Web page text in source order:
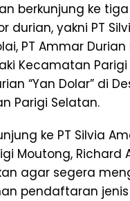
berkunjung ke
durian, yakni PT
PT Ammar
Kecamatan
“Yan Dolar” di
Parigi Selatan.
ke PT Silvia
Moutong, Richard
agar segera
pendaftaran